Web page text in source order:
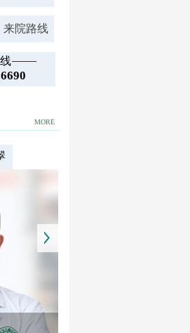
来院路线
MORE